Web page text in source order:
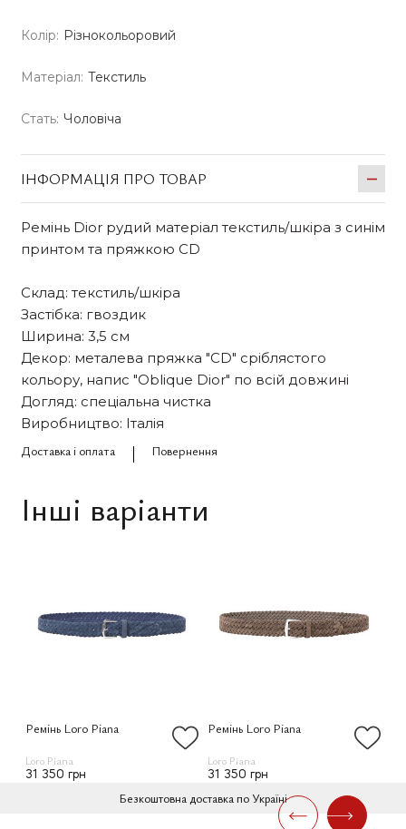
Колір: Різнокольоровий
Матеріал: Текстиль
Стать: Чоловіча
ІНФОРМАЦІЯ ПРО ТОВАР
Ремінь Dior рудий матеріал текстиль/шкіра з синім
принтом та пряжкою CD
Склад: текстиль/шкіра
Застібка: гвоздик
Ширина: 3,5 см
Декор: металева пряжка "CD" сріблястого
кольору, напис "Oblique Dior" по всій довжині
Догляд: спеціальна чистка
Виробництво: Італія
Доставка і оплата
Повернення
Інші варіанти
Ремінь Loro Piana
Loro Piana
31 350 грн
Ремінь Loro Piana
Loro Piana
31 350 грн
Безкоштовна доставка по Україні